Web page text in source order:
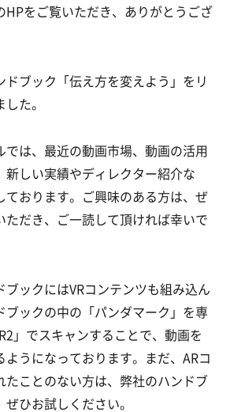
HPをご覧いただき、ありがとうござ
ドブック「伝え方を変えよう」をリ
た。
では、最近の動画市場、動画の活用
新しい実績やディレクター紹介な
ております。ご興味のある方は、ぜ
ただき、ご一読して頂ければ幸いで
ブックにはVRコンテンツも組み込ん
ブックの中の「パンダマーク」を専
」でスキャンすることで、動画を
ようになっております。まだ、ARコ
たことのない方は、弊社のハンドブ
ぜひお試しください。